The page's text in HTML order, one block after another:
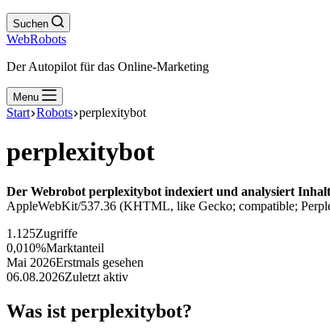
Suchen
WebRobots
Der Autopilot für das Online-Marketing
Menu
Start Robots perplexitybot
perplexitybot
Der Webrobot perplexitybot indexiert und analysiert
AppleWebKit/537.36 (KHTML, like Gecko; compatible;
1.125Zugriffe
0,010%Marktanteil
Mai 2026Erstmals gesehen
06.08.2026Zuletzt aktiv
Was ist perplexitybot?